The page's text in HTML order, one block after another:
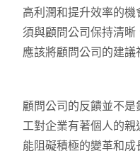
高利潤和提升效率的
須與顧問公司保持清
應該將顧問公司的建議
顧問公司的反饋並不
工對企業有著個人的
能阻礙積極的變革和